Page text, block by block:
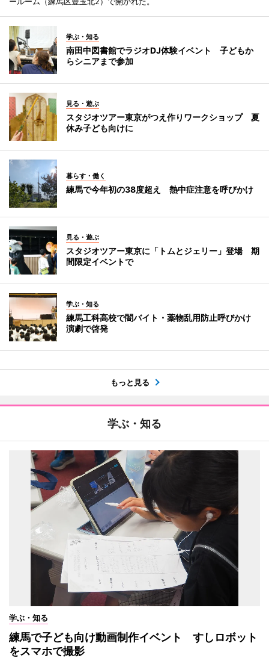
学ぶ・知る
南田中図書館でラジオDJ体験イベント 子どもか
らシニアまで参加
見る・遊ぶ
スタジオツアー東京がつえ作りワークショップ 夏
休み子ども向けに
暮らす・働く
練馬で今年初の38度超え 熱中症注意を呼びかけ
見る・遊ぶ
スタジオツアー東京に「トムとジェリー」登場 期
間限定イベントで
学ぶ・知る
練馬工科高校で闇バイト・薬物乱用防止呼びかけ
演劇で啓発
もっと見る
学ぶ・知る
学ぶ・知る
練馬で子ども向け動画制作イベント すしロボット
をスマホで撮影